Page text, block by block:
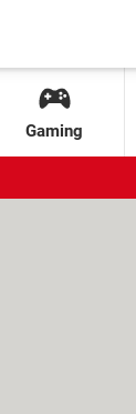
Gaming